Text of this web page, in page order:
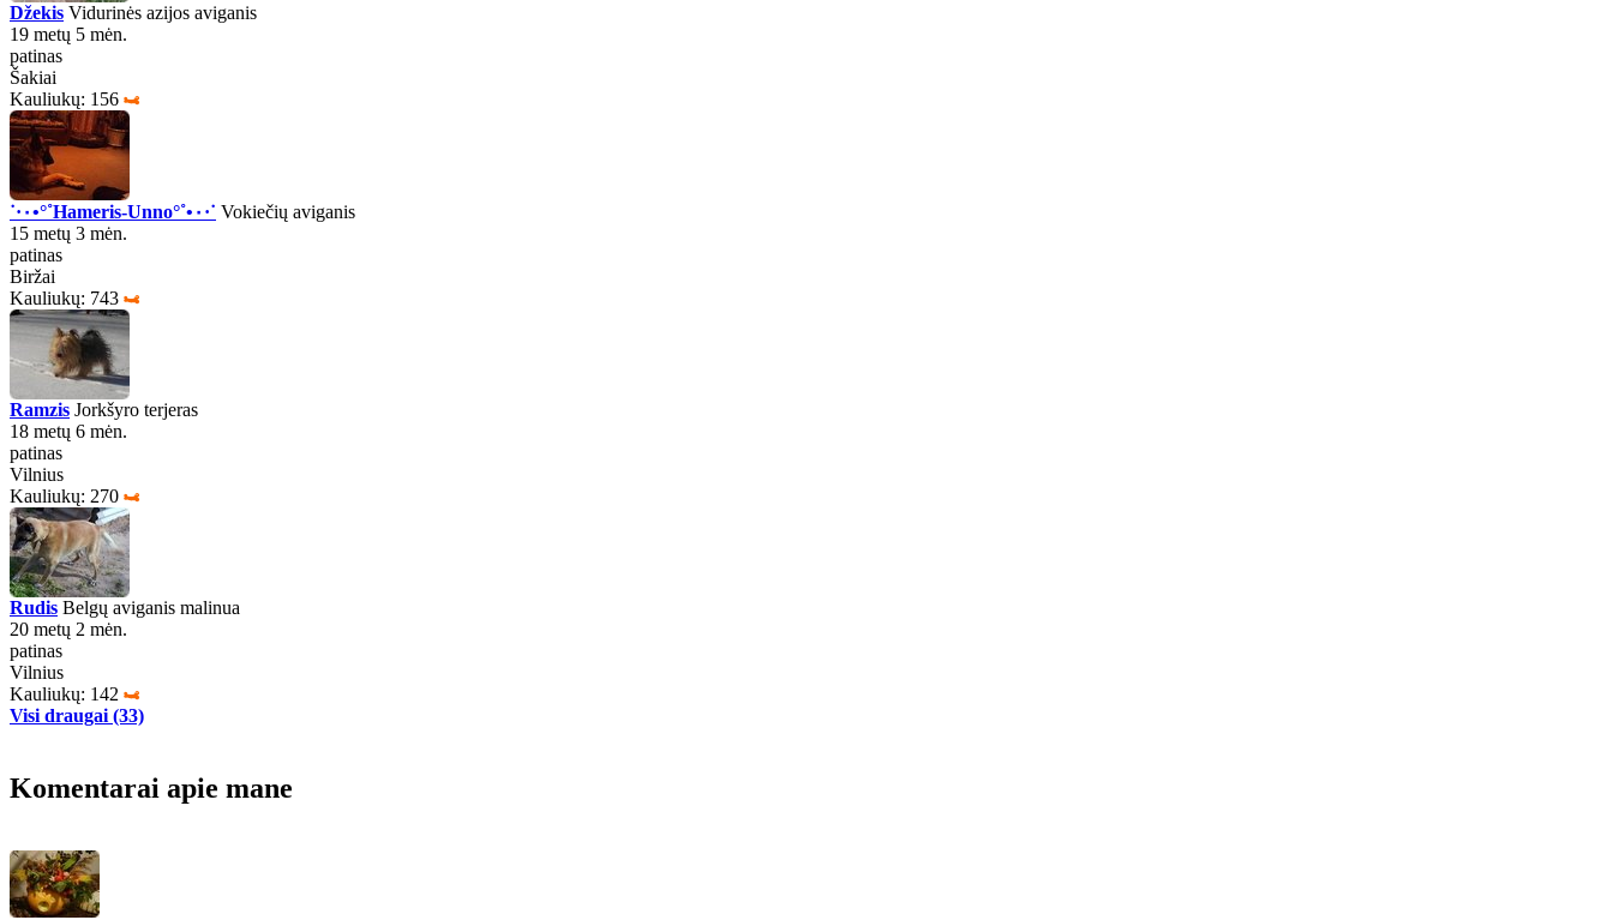
Džekis Vidurinės azijos aviganis
19 metų 5 mėn.
patinas
Šakiai
Kauliukų: 156
˙·٠•°˚Hameris-Unno°˚•٠·˙ Vokiečių aviganis
15 metų 3 mėn.
patinas
Biržai
Kauliukų: 743
Ramzis Jorkšyro terjeras
18 metų 6 mėn.
patinas
Vilnius
Kauliukų: 270
Rudis Belgų aviganis malinua
20 metų 2 mėn.
patinas
Vilnius
Kauliukų: 142
Visi draugai (33)
Komentarai apie mane